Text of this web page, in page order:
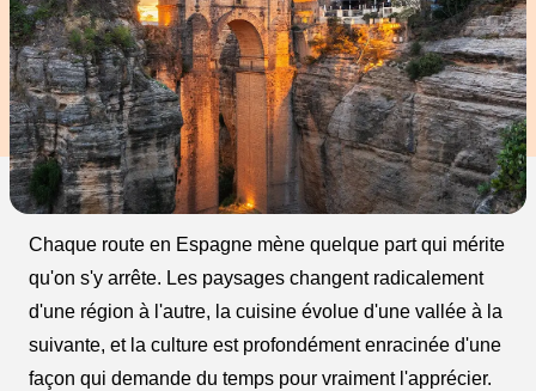
Chaque route en Espagne mène quelque part qui mérite
qu'on s'y arrête. Les paysages changent radicalement
d'une région à l'autre, la cuisine évolue d'une vallée à la
suivante, et la culture est profondément enracinée d'une
façon qui demande du temps pour vraiment l'apprécier.